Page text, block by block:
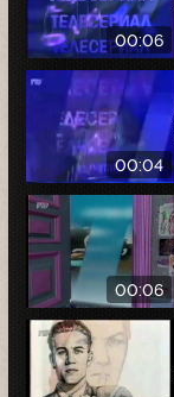
00:06
00:04
00:06